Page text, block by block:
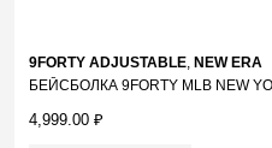
9FORTY ADJUSTABLE, NEW ERA
БЕЙСБОЛКА 9FORTY MLB NEW
4,999.00 ₽